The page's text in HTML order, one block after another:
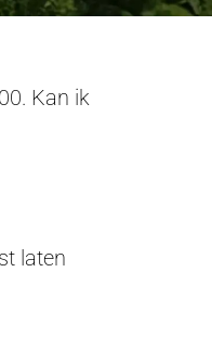
Kan ik
laten